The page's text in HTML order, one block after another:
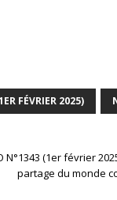
FÉVRIER 2025)
N°1343 (1er février
partage du monde